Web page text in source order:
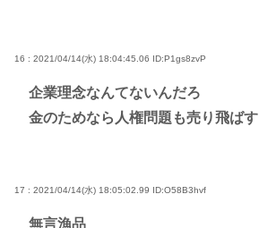
16 : 2021/04/14(水) 18:04:45.06 ID:P1gs8zvP
企業理念なんてないんだろ
金のためなら人権問題も売り飛ばす
17 : 2021/04/14(水) 18:05:02.99 ID:O58B3hvf
無言漁品